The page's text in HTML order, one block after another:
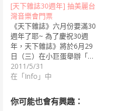
[天下雜誌30週年] 抽美麗台
灣音樂會門票
《天下雜誌》六月份要滿30
週年了耶~ 為了慶祝30週
年，天下雜誌》將於6月29
日（三）在小巨蛋舉辦「…
2011/5/31
在「Info」中
你可能也會有興趣：